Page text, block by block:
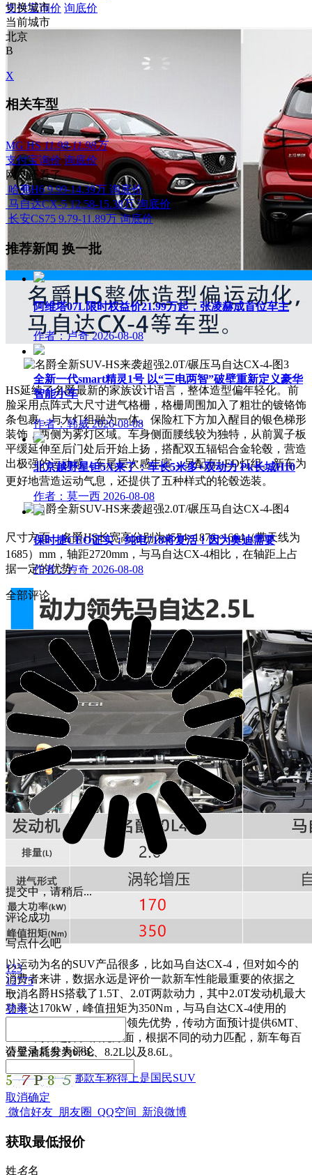
支付宝询价 询底价
HS延续了名爵最新的家族设计语言，整体造型偏年轻化。 前
脸采用点阵式大尺寸进气格栅，格栅周围加入了粗壮的镀铬饰
条包裹，与大灯组融为一体。保险杠下方加入醒目的银色梯形
装饰，两侧为雾灯区域。车身侧面腰线较为独特，从前翼子板
平缓延伸至后门处后开始上扬，搭配双五辐铝合金轮毂，营造
出极强的运动感。车尾层次感丰富，另配有LED灯组。新车为
更好地营造运动气息，还提供了五种样式的轮毂选装。
尺寸方面，名爵HS长宽高分别为4574×1876×1664（带天线为
1685）mm，轴距2720mm，与马自达CX-4相比，在轴距上占
据一定的优势。
以运动为名的SUV产品很多，比如马自达CX-4，但对如今的
消费者来讲，数据永远是评价一款新车性能最重要的依据之
一。名爵HS搭载了1.5T、2.0T两款动力，其中2.0T发动机最大
功率达170kW，峰值扭矩为350Nm，与马自达CX-4使用的
2.5L发动机相比拥有大幅领先优势，传动方面预计提供6MT、
7DCT两种选择。油耗方面，根据不同的动力匹配，新车每百
公里油耗分为6.8L、8.2L以及8.6L。
大家都在看：哪款车称得上是国民SUV
切换城市
当前城市
北京
B
X
相关车型
MG HS 11.98-11.98万
支付宝询价 询底价
网友还看了
哈弗H6 9.99-14.39万 询底价
马自达CX-5 12.58-15.38万 询底价
长安CS75 9.79-11.89万 询底价
推荐新闻换一批
阿维塔07L限时权益价21.99万起，张凌赫成首位车主
作者：卢奇 2026-08-08
全新一代smart精灵1号 以“三电两智”破壁重新定义豪华
智能小车
作者：韩威 2026-08-08
北京越野星钽5X来了：车长5米多+双动力 Pk长城H10
作者：莫一西 2026-08-08
保时捷CEO证实：纯电718将复活！因为奥迪需要
作者：卢奇 2026-08-08
全部评论
提交中，请稍后...
评论成功
写点什么吧
123
12775
取消
登录
请登录后发表评论
取消确定
微信好友 朋友圈 QQ空间 新浪微博
获取最低报价
姓名名